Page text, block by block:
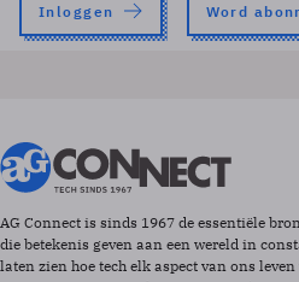
Inloggen Word
AG Connect is sinds 1967 de essentiële
die betekenis geven aan een wereld in
laten zien hoe tech elk aspect van ons